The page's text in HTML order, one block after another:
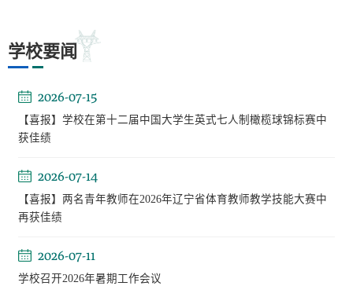
学校要闻
2026-07-15
【喜报】学校在第十二届中国大学生英式七人制橄榄球锦标赛中
获佳绩
2026-07-14
【喜报】两名青年教师在2026年辽宁省体育教师教学技能大赛中
再获佳绩
2026-07-11
学校召开2026年暑期工作会议